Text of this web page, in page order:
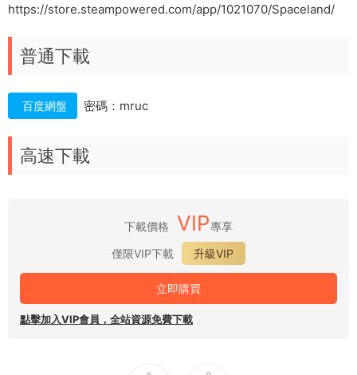
https://store.steampowered.com/app/1021070/Spaceland/
普通下載
百度網盤 密碼：mruc
高速下載
下載價格 VIP專享
僅限VIP下載
升級VIP
立即購買
點擊加入VIP會員，全站資源免費下載